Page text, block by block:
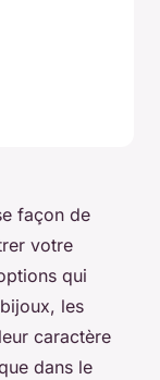
façon de
votre
qui
les
caractère
dans le